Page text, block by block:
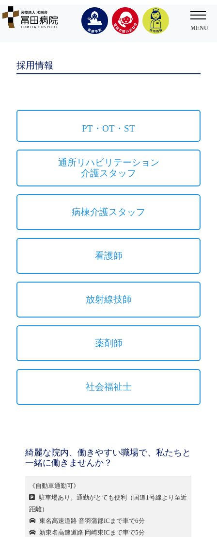
採用情報
PT・OT・ST
通所リハビリテーション
介護スタッフ
病棟介護スタッフ
看護師
放射線技師
薬剤師
社会福祉士
綺麗な院内、働きやすい職場で、私たちと
一緒に働きませんか？
《自動車通勤可》
駐車場あり。通勤がとても便利（国道1号線より至近
距離）
東名高速道路 音羽蒲郡ICまで車で6分
新東名高速道路 岡崎東ICまで車で5分